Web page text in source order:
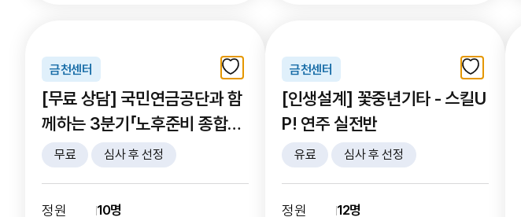
금천센터
[무료 상담] 국민연금공단과 함
께하는 3분기「노후준비 종합상
담」무료 심사 후 선정
정원 10명
금천센터
[인생설계] 꽃중년기타 - 스킬U
P! 연주 실전반
유료 심사 후 선정
정원 12명